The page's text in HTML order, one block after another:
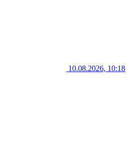
10.08.2026, 10:18